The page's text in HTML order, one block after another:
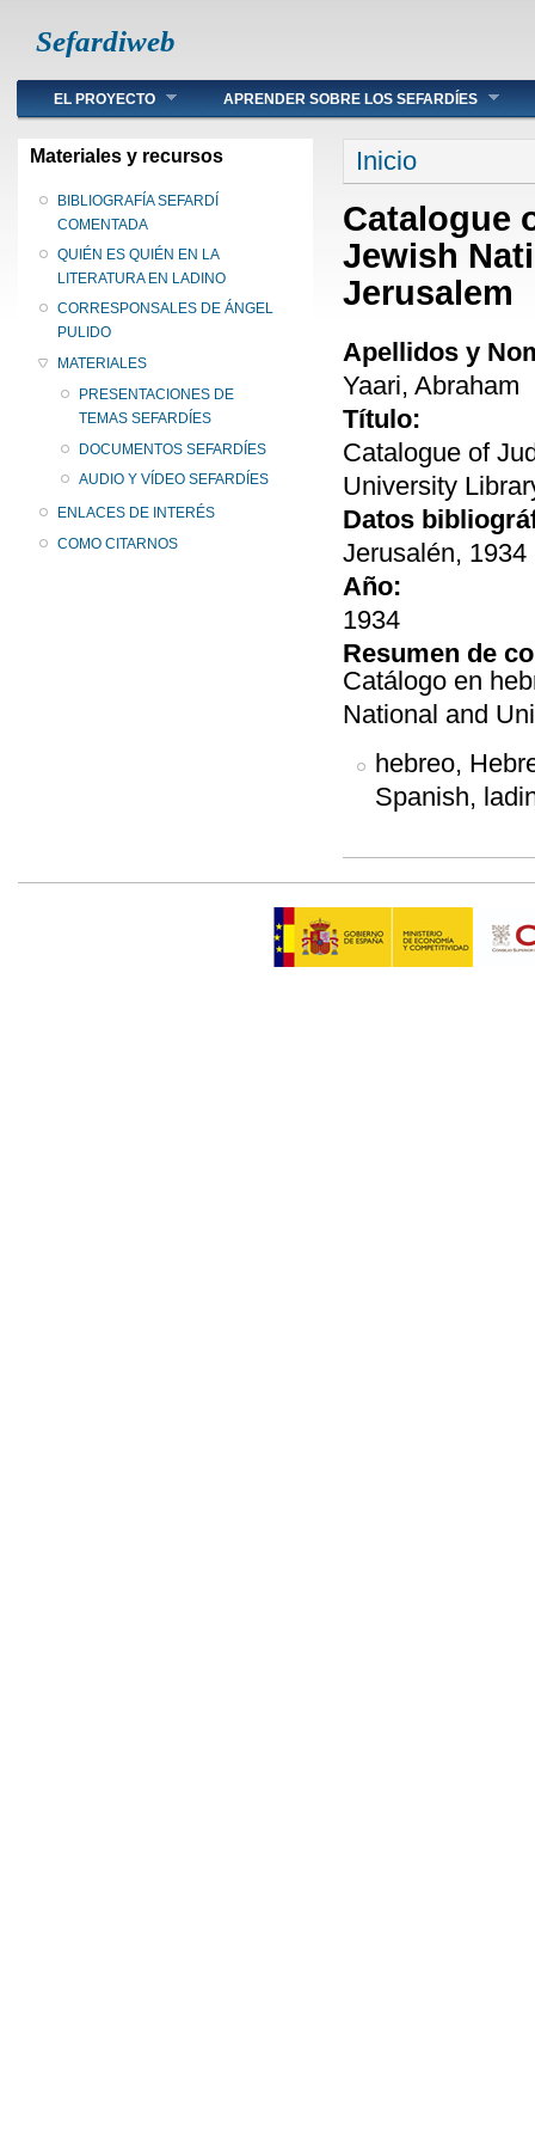
Sefardiweb
Main menu
EL PROYECTO APRENDER SOBRE LOS SEFARDÍES
Materiales y recursos
BIBLIOGRAFÍA SEFARDÍ
COMENTADA
QUIÉN ES QUIÉN EN LA
LITERATURA EN LADINO
CORRESPONSALES DE ÁNGEL
PULIDO
MATERIALES
PRESENTACIONES DE
TEMAS SEFARDÍES
DOCUMENTOS SEFARDÍES
AUDIO Y VÍDEO SEFARDÍES
ENLACES DE INTERÉS
COMO CITARNOS
Se encuentra
Inicio
Catalogue
Jewish
Jerusalem
Apellidos y
Yaari, Abraham
Título:
Catalogue of
University
Datos
Jerusalén,
Año:
1934
Resumen de
Catálogo en
National and
hebreo,
Spanish,